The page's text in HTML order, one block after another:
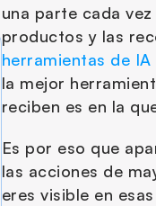
una parte cada
productos y las
herramientas de IA
la mejor
reciben es en la
Es por eso que
las acciones de
eres visible en